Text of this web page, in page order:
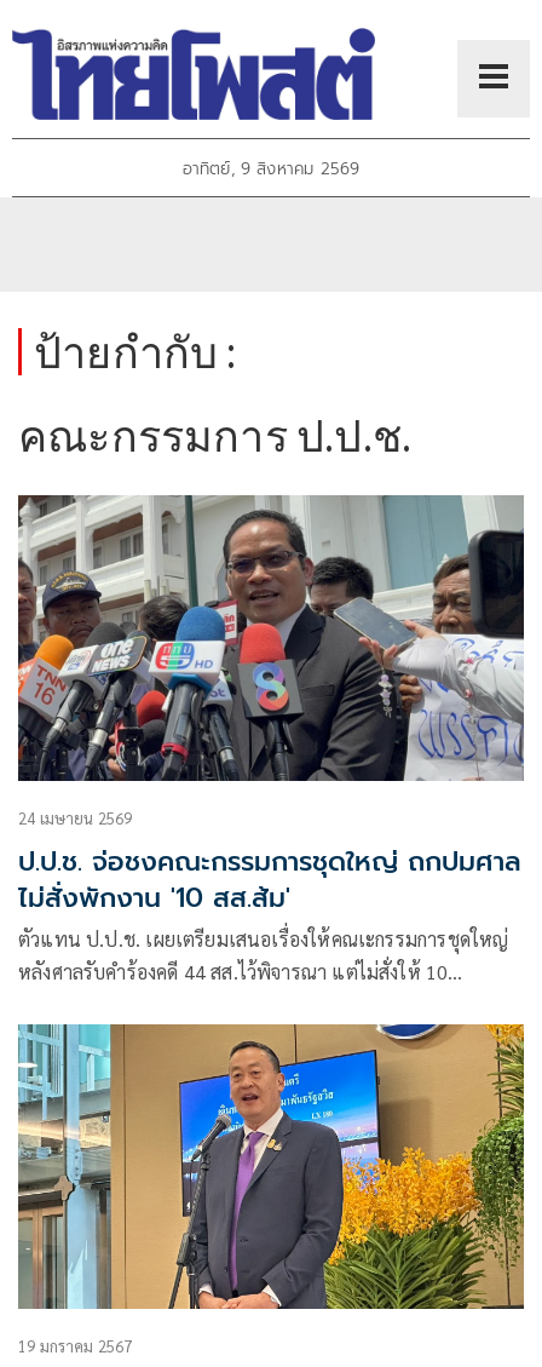
อาทิตย์, 9 สิงหาคม 2569
ป้ายกำกับ :
คณะกรรมการ ป.ป.ช.
24 เมษายน 2569
ป.ป.ช. จ่อชงคณะกรรมการชุดใหญ่ ถกปมศาล
ไม่สั่งพักงาน '10 สส.ส้ม'
ตัวแทน ป.ป.ช. เผยเตรียมเสนอเรื่องให้คณเะกรรมการชุดใหญ่
หลังศาลรับคำร้องคดี 44 สส.ไว้พิจารณา แต่ไม่สั่งให้ 10
กฎหมาย-ตัวแทนพรรค
19 มกราคม 2567